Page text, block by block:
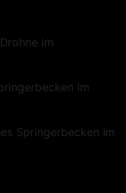
im
im
Springerbecken im